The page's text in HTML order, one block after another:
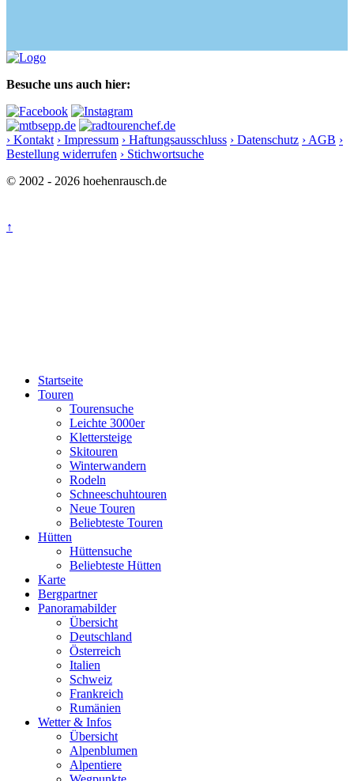
Besuche uns auch hier:
› Kontakt › Impressum › Haftungsausschluss › Datenschutz › AGB ›
Bestellung widerrufen › Stichwortsuche
© 2002 - 2026 hoehenrausch.de
↑
Startseite
Touren
Tourensuche
Leichte 3000er
Klettersteige
Skitouren
Winterwandern
Rodeln
Schneeschuhtouren
Neue Touren
Beliebteste Touren
Hütten
Hüttensuche
Beliebteste Hütten
Karte
Bergpartner
Panoramabilder
Übersicht
Deutschland
Österreich
Italien
Schweiz
Frankreich
Rumänien
Wetter & Infos
Übersicht
Alpenblumen
Alpentiere